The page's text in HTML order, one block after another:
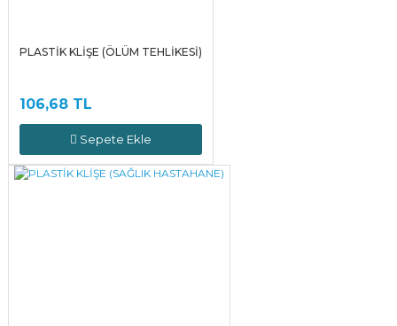
PLASTİK KLİŞE (ÖLÜM TEHLİKESİ)
106,68 TL
Sepete Ekle